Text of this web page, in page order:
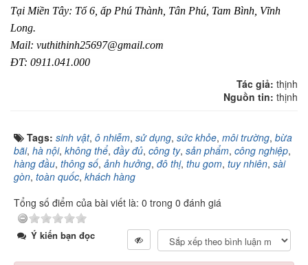
Tại Miền Tây: Tổ 6, ấp Phú Thành, Tân Phú, Tam Bình, Vĩnh
Long.
Mail: vuthithinh25697@gmail.com
ĐT: 0911.041.000
Tác giả: thịnh
Nguồn tin: thịnh
Tags: sinh vật, ô nhiễm, sử dụng, sức khỏe, môi trường, bừa
bãi, hà nội, không thể, đầy đủ, công ty, sản phẩm, công nghiệp,
hàng đầu, thông số, ảnh hưởng, đô thị, thu gom, tuy nhiên, sài
gòn, toàn quốc, khách hàng
Tổng số điểm của bài viết là: 0 trong 0 đánh giá
Ý kiến bạn đọc